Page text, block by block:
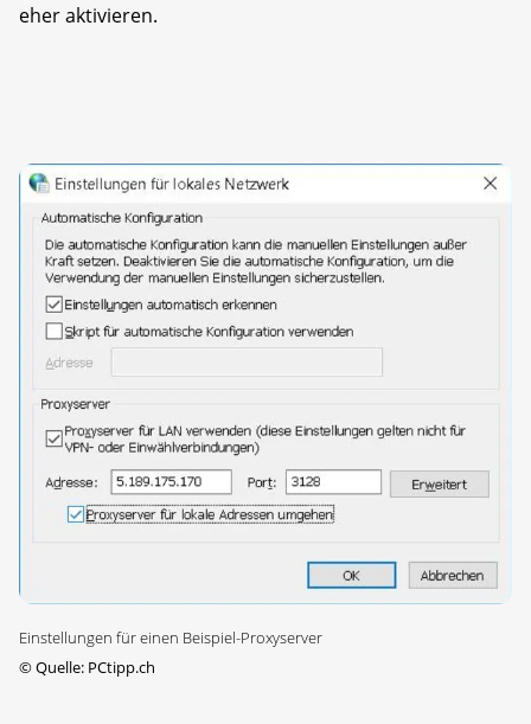
eher aktivieren.
Einstellungen für einen Beispiel-Proxyserver
©Quelle: PCtipp.ch